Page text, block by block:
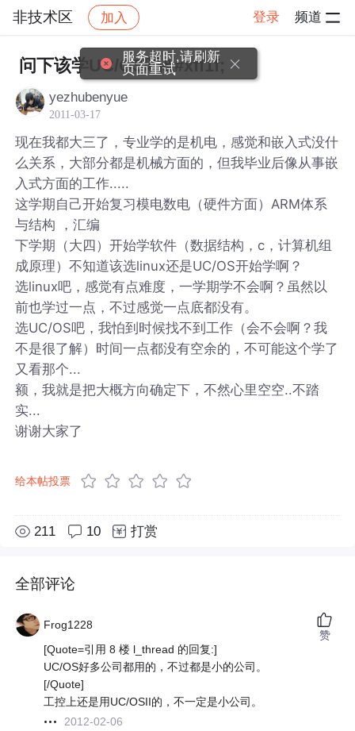
非技术区 加入 登录 频道
社区 非技术区 帖子详情
问下该学UC/OS吗&#xff1f;
yezhubenyue
2011-03-17
现在我都大三了，专业学的是机电，感觉和嵌入式没什
么关系，大部分都是机械方面的，但我毕业后像从事嵌
入式方面的工作.....
这学期自己开始复习模电数电（硬件方面）ARM体系
与结构 ，汇编
下学期（大四）开始学软件（数据结构，c，计算机组
成原理）不知道该选linux还是UC/OS开始学啊？
选linux吧，感觉有点难度，一学期学不会啊？虽然以
前也学过一点，不过感觉一点底都没有。
选UC/OS吧，我怕到时候找不到工作（会不会啊？我
不是很了解）时间一点都没有空余的，不可能这个学了
又看那个...
额，我就是把大概方向确定下，不然心里空空..不踏
实...
谢谢大家了
给本帖投票
211 10 打赏
全部评论
Frog1228
[Quote=引用 8 楼 l_thread 的回复:]
UC/OS好多公司都用的，不过都是小的公司。
[/Quote]
工控上还是用UC/OSII的，不一定是小公司。
2012-02-06
赞
服务超时,请刷新
页面重试